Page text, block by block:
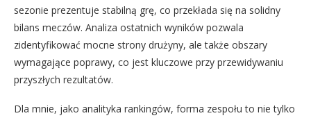
sezonie prezentuje stabilną grę, co przekłada się na solidny
bilans meczów. Analiza ostatnich wyników pozwala
zidentyfikować mocne strony drużyny, ale także obszary
wymagające poprawy, co jest kluczowe przy przewidywaniu
przyszłych rezultatów.
Dla mnie, jako analityka rankingów, forma zespołu to nie tylko